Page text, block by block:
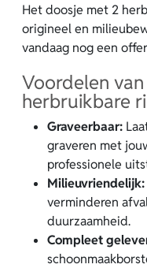
Het doosje met 2
origineel en
vandaag nog een
Voordelen
herbruikbare
Graveerbaar:
graveren met
professionele
Milieuvriendelijk:
verminderen
duurzaamheid.
Compleet